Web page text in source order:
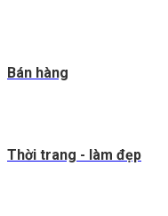
Bán hàng
Thời trang - làm đẹp